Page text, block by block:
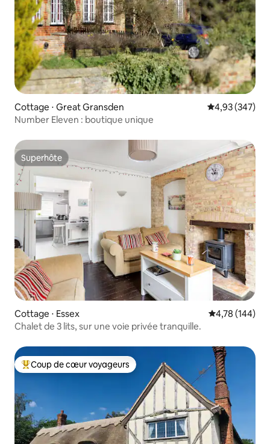
Cottage ⋅ Great Gransden Évaluation
4,93 (347)
Number Eleven : boutique unique
Superhôte
Superhôte
Cottage ⋅ Essex Évaluation
4,78 (144)
Chalet de 3 lits, sur une voie privée tranquille.
Coups de cœur voyageurs les plus appréciés
Coup de cœur voyageurs